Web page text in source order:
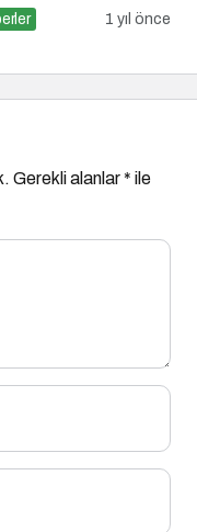
Gerçekleşti
1 yıl önce
Gerekli alanlar* ile